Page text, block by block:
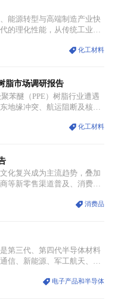
域与规模化工业应用形成两
能源转型与高端制造产业快
的理化性能，从传统工业金
估的新阶段。钼是典型难熔
、军工、新能源等多个核心
中不可或缺的基础材料。
化工材料
脂市场调研报告
苯醚（PPE）树脂行业遭遇
地缘冲突、航运阻断及核心
垄断的供应链格局彻底瓦
高频覆铜板、PCB电路板向
电子终端持续传导，全产业
受巨大压力。
化工材料
化复兴成为主流趋势，叠加
等新零售渠道普及、消费群
古风活动等小众场景，逐步
准落地、生产技术升级、原
夯实产业发展根基，吸引传
跨界入局，市场活力持续释
消费品
第三代、第四代半导体材料
信、新能源、军工航天、光
略资源。镓并非传统大宗金
电子产品和半导体